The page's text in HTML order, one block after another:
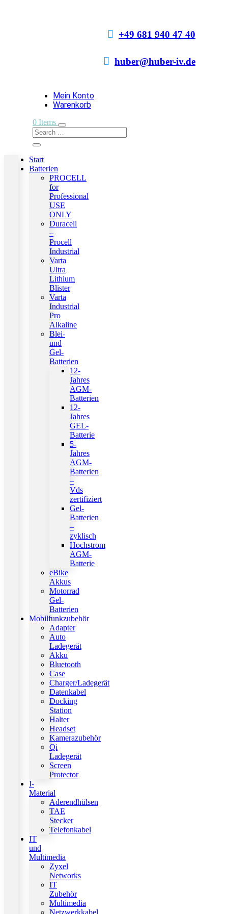
 +49 681 940 47 40
 huber@huber-iv.de
Mein Konto
Warenkorb
0 Items
Start
Batterien
PROCELL
for
Professional
USE
ONLY
Duracell
–
Procell
Industrial
Varta
Ultra
Lithium
Blister
Varta
Industrial
Pro
Alkaline
Blei-
und
Gel-
Batterien
12-
Jahres
AGM-
Batterien
12-
Jahres
GEL-
Batterie
5-
Jahres
AGM-
Batterien
–
Vds
zertifiziert
Gel-
Batterien
–
zyklisch
Hochstrom
AGM-
Batterie
eBike
Akkus
Motorrad
Gel-
Batterien
Mobilfunkzubehör
Adapter
Auto
Ladegerät
Akku
Bluetooth
Case
Charger/Ladegerät
Datenkabel
Docking
Station
Halter
Headset
Kamerazubehör
Qi
Ladegerät
Screen
Protector
I-
Material
Aderendhülsen
TAE
Stecker
Telefonkabel
IT
und
Multimedia
Zyxel
Networks
IT
Zubehör
Multimedia
Netzwerkkabel